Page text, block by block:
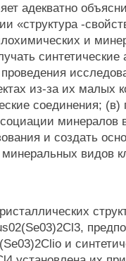
адекватно
«структура -
и
синтетические
из-за их малых
соединения; (в)
минералов
и создать
видов
и